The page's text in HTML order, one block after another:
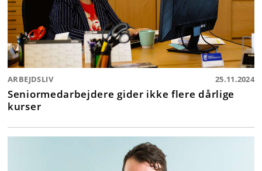
ARBEJDSLIV 25.11.2024
Seniormedarbejdere gider ikke flere dårlige
kurser